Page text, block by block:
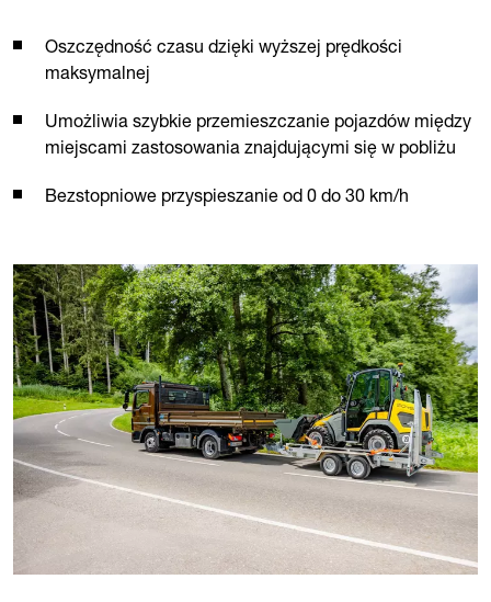
Oszczędność czasu dzięki wyższej prędkości
maksymalnej
Umożliwia szybkie przemieszczanie pojazdów między
miejscami zastosowania znajdującymi się w pobliżu
Bezstopniowe przyspieszanie od 0 do 30 km/h